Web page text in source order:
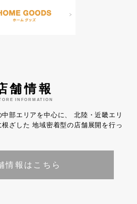
舗情報
INFORMATION
部エリアを中心に、
北陸・近畿エリ
根ざした 地域密着型の店舗展開を行っ
情報はこちら